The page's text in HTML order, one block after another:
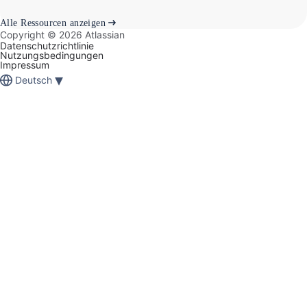
Alle Ressourcen anzeigen
Copyright © 2026 Atlassian
Datenschutzrichtlinie
Nutzungsbedingungen
Impressum
Deutsch ▾